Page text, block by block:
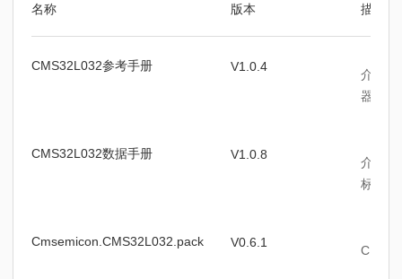
名称 版本 描述
CMS32L032参考手册 V1.0.4
介绍
器、时
CMS32L032数据手册 V1.0.8
介绍了
标、封
Cmsemicon.CMS32L032.pack V0.6.1